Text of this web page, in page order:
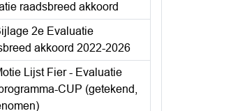
raadsbreed akkoord
2e Evaluatie
akkoord 2022-2026
Lijst Fier - Evaluatie
CUP (getekend,